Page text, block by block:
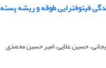
فیتوفترایی طوقه و ریشه پسته
حسین علایی، امیر حسین محمدی